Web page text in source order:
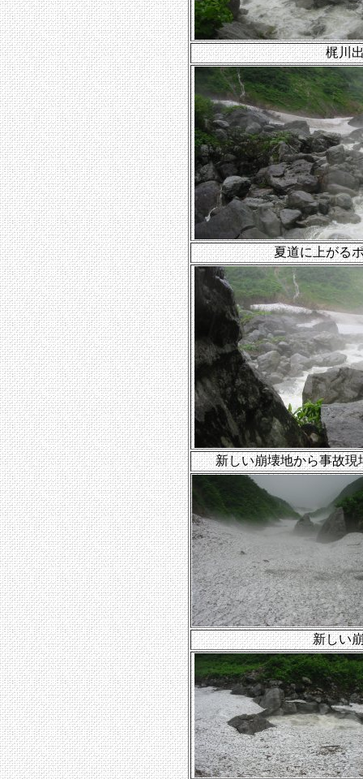
梶川
夏道に上がる
新しい崩壊地から事故現
新しい